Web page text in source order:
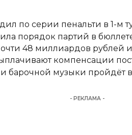
по серии пенальти в 1-м
порядок партий в
48 миллиардов рублей
компенсации
барочной музыки пройдёт
- РЕКЛАМА -